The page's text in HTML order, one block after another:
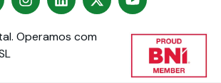
Operamos com